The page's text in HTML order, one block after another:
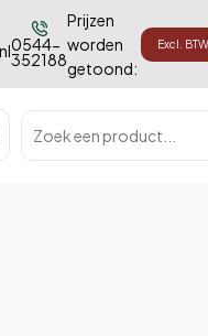
0544-
352188
Prijzen
worden
getoond:
Zoeken